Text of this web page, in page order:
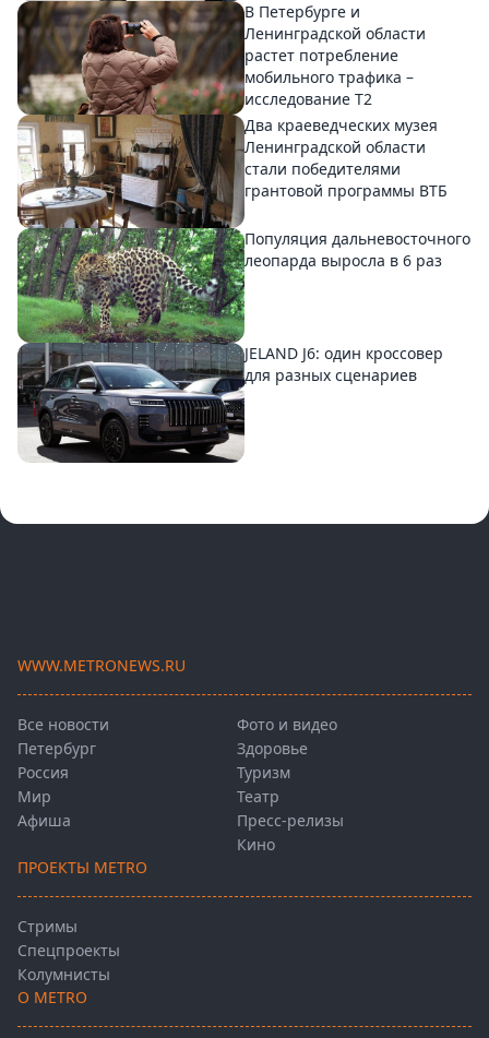
В Петербурге и
Ленинградской области
растет потребление
мобильного трафика –
исследование T2
Два краеведческих музея
Ленинградской области
стали победителями
грантовой программы ВТБ
Популяция дальневосточного
леопарда выросла в 6 раз
JELAND J6: один кроссовер
для разных сценариев
WWW.METRONEWS.RU
Все новости
Петербург
Россия
Мир
Афиша
Фото и видео
Здоровье
Туризм
Театр
Пресс-релизы
Кино
ПРОЕКТЫ METRO
Стримы
Спецпроекты
Колумнисты
О METRO